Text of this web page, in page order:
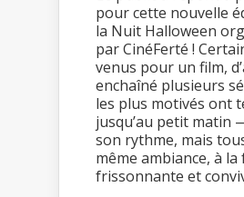
pour cette nouvelle
la Nuit Halloween
par CinéFerté !
venus pour un film,
enchaîné plusieurs
les plus motivés ont
jusqu’au petit matin
son rythme, mais
même ambiance, à la
frissonnante et